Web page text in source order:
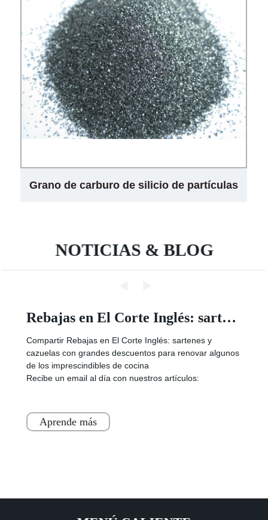
Grano de carburo de silicio de partículas
NOTICIAS & BLOG
Texas startup developing lab-grown brisket earns national spotlight - InnovationMap
Brisket, a barbecue staple in Texas, is as synonymous
with the Lone Star State as the Alamo and oil wells. A
Texas company recently recognized as the state’s most
innovative startup wants to elev
Aprende más